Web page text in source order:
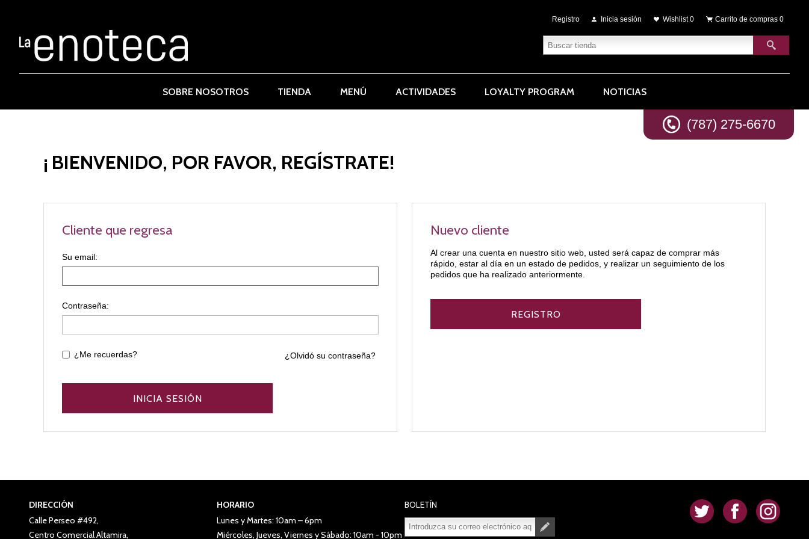
Registro Inicia sesión Wishlist 0 Carrito de compras 0
(787) 275-6670
SOBRE NOSOTROS TIENDA MENÚ ACTIVIDADES LOYALTY PROGRAM NOTICIAS
¡ BIENVENIDO, POR FAVOR, REGÍSTRATE!
Nuevo cliente
Al crear una cuenta en nuestro sitio web, usted será capaz de comprar más
rápido, estar al día en un estado de pedidos, y realizar un seguimiento de los
pedidos que ha realizado anteriormente.
Cliente que regresa
Contraseña:
¿Me recuerdas? ¿Olvidó su contraseña?
DIRECCIÓN
Calle Perseo #492,
Centro Comercial Altamira,
HORARIO
Lunes y Martes: 10am – 6pm
Miércoles, Jueves, Viernes y Sábado: 10am - 10pm
BOLETÍN . . .